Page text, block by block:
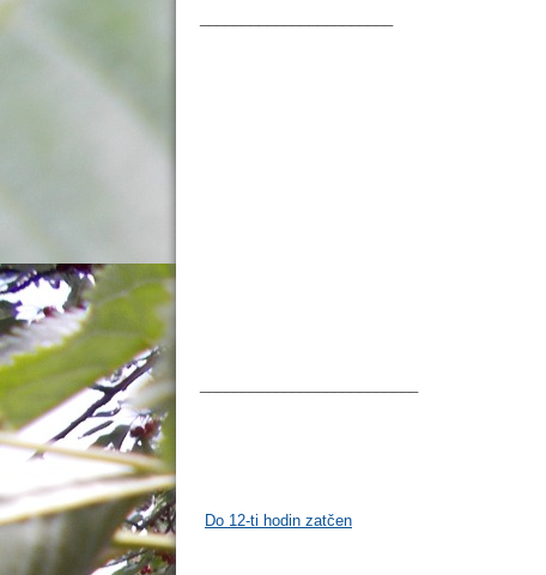
Do 12-ti hodin zatčen